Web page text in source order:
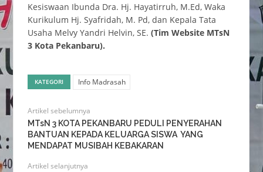
Kesiswaan Ibunda Dra. Hj. Hayatirruh, M.Ed, Waka
Kurikulum Hj. Syafridah, M. Pd, dan Kepala Tata
Usaha Melvy Yandri Helvin, SE. (Tim Website MTsN
3 Kota Pekanbaru).
KATEGORI Info Madrasah
Artikel sebelumnya
MTsN 3 KOTA PEKANBARU PEDULI PENYERAHAN
BANTUAN KEPADA KELUARGA SISWA YANG
MENDAPAT MUSIBAH KEBAKARAN
Artikel selanjutnya